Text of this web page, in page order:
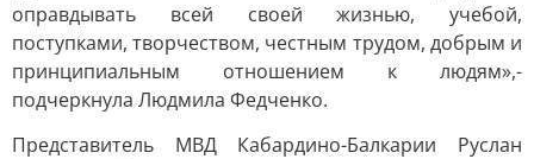
оправдывать всей своей жизнью, учебой,
поступками, творчеством, честным трудом, добрым и
принципиальным отношением к людям»,-
подчеркнула Людмила Федченко.
Представитель МВД Кабардино-Балкарии Руслан